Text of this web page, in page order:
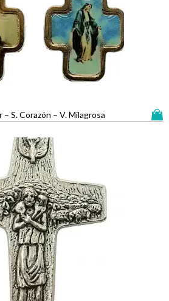
S. Corazón – V. Milagrosa